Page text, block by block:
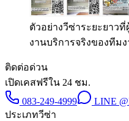
ตัวอย่างวีซ่าระยะยาว
งานบริการจริงของทีมง
ติดต่อด่วน
เปิดเคสฟรีใน 24 ชม.
083-249-4999
LINE
ประเภทวีซ่า